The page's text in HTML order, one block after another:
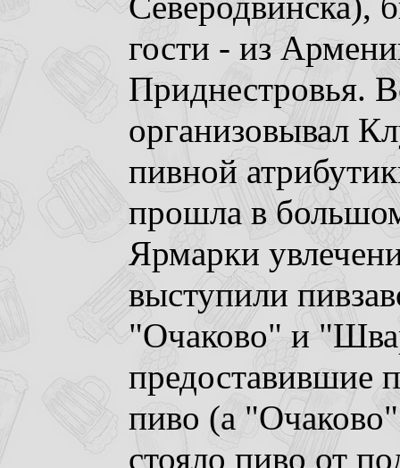
гости - из
Приднестровья.
организовывал
пивной
прошла в
Ярмарки
выступили
"Очаково" и
предоставившие
пиво (а
стояло пиво от